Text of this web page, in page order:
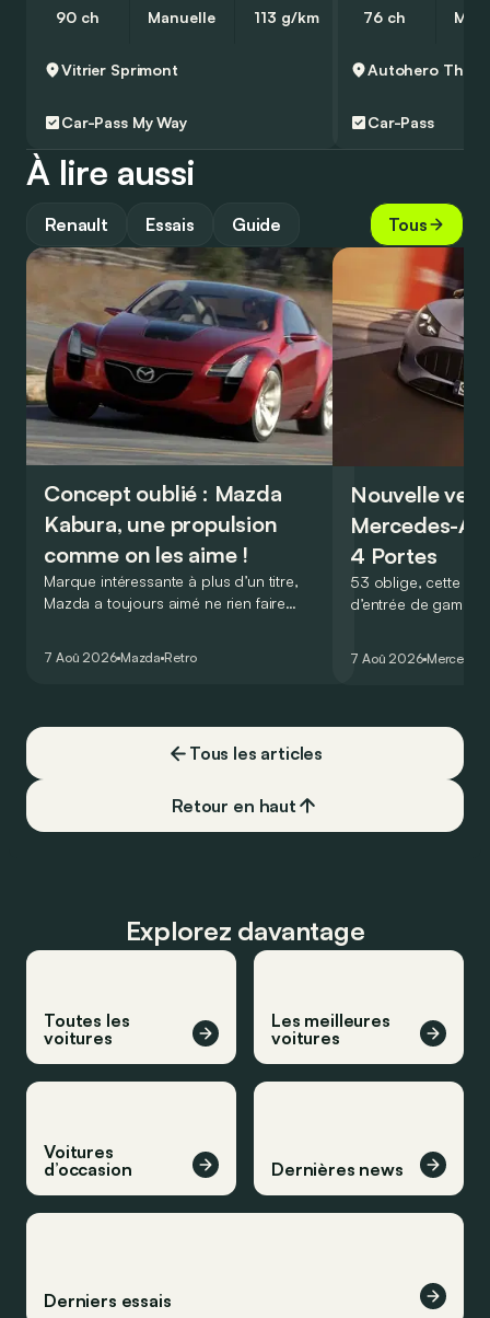
90 ch Manuelle 113 g/km
Vitrier Sprimont
Car-Pass My Way
76 ch
Autohero
Car-Pass
À lire aussi
Renault Essais Guide Tous
Concept oublié : Mazda
Kabura, une propulsion
comme on les aime !
Marque intéressante à plus d’un titre,
Mazda a toujours aimé ne rien faire
de la plus belle des manières…
7 Aoû 2026 Mazda Retro
Nouvelle
Mercedes-
4 Portes
53 oblige, cette
d’entrée de
moins…
7 Aoû 2026 Mercedes
Tous les articles
Retour en haut
Explorez davantage
Toutes les
voitures
Les meilleures
voitures
Voitures
d’occasion
Dernières news
Derniers essais